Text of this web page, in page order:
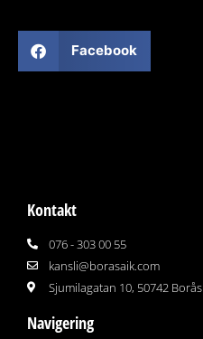
Facebook
Kontakt
076 - 303 00 55
kansli@borasaik.com
Sjumilagatan 10, 50742 Borås
Navigering